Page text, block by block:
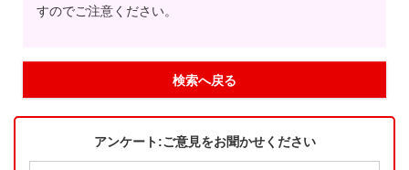
すのでご注意ください。
検索へ戻る
アンケート:ご意見をお聞かせください